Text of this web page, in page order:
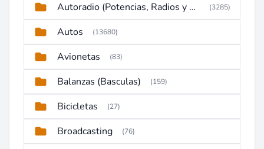
Autoradio (Potencias, Radios y DVD) (3285)
Autos (13680)
Avionetas (83)
Balanzas (Basculas) (159)
Bicicletas (27)
Broadcasting (76)